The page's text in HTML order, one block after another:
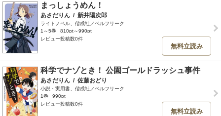
まっしょうめん！
あさだりん / 新井陽次郎
ライトノベル、偕成社ノベルフリーク
1～5巻
810pt～990pt
レビュー投稿数0件
無料立読み
科学でナゾとき！ 公園ゴールドラッシュ事件
あさだりん / 佐藤おどり
小説・実用書、偕成社ノベルフリーク
1巻
990pt
レビュー投稿数0件
無料立読み